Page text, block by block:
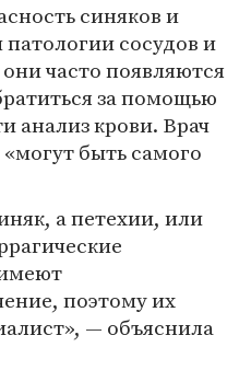
синяков и
сосудов и
часто появляются
за помощью
анализ крови. Врач
быть самого
а петехии, или
поэтому их
— объяснила